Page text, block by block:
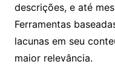
descrições, e até
Ferramentas
lacunas em seu
maior relevância.